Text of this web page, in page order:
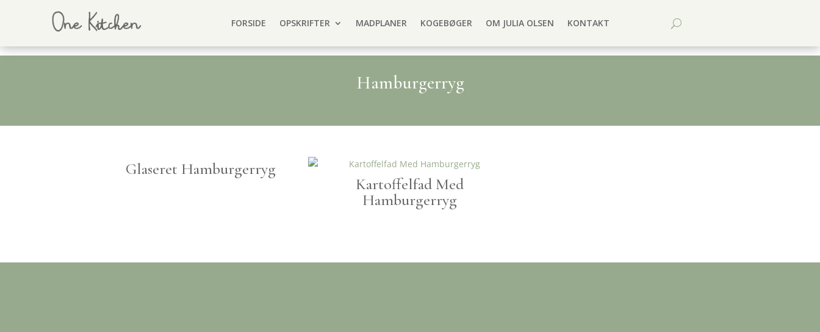
FORSIDE OPSKRIFTER MADPLANER KOGEBØGER OM JULIA OLSEN KONTAKT
Hamburgerryg
Glaseret Hamburgerryg
Kartoffelfad Med
Hamburgerryg